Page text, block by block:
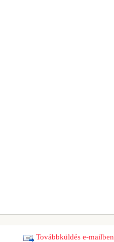
Továbbküldés e-mailben